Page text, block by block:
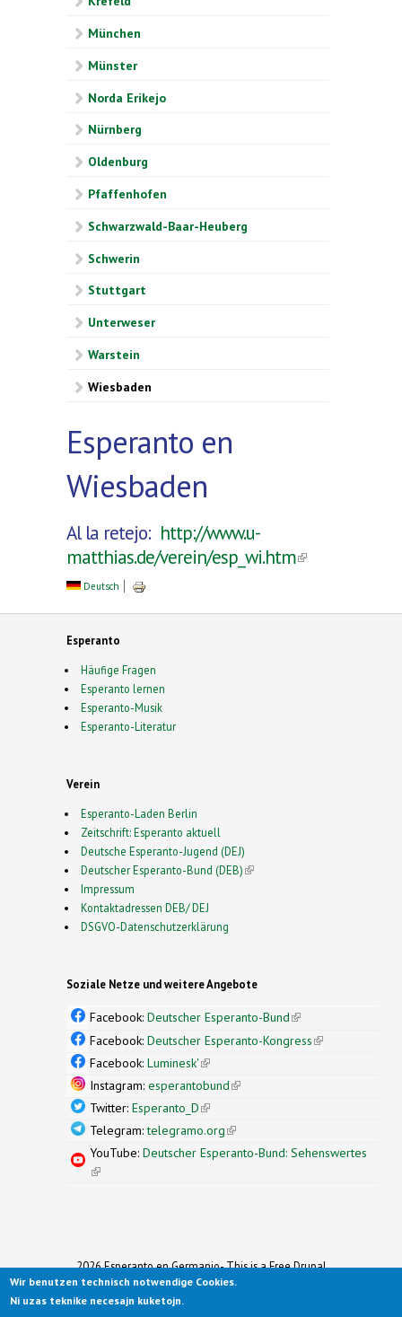
München
Münster
Norda Erikejo
Nürnberg
Oldenburg
Pfaffenhofen
Schwarzwald-Baar-Heuberg
Schwerin
Stuttgart
Unterweser
Warstein
Wiesbaden
Esperanto en
Wiesbaden
Al la retejo: http://www.u-
matthias.de/verein/esp_wi.htm(link is
Deutsch
Esperanto
Häufige Fragen
Esperanto lernen
Esperanto-Musik
Esperanto-Literatur
Verein
Esperanto-Laden Berlin
Zeitschrift: Esperanto aktuell
Deutsche Esperanto-Jugend (DEJ)
Deutscher Esperanto-Bund (DEB)(link is external)
Impressum
Kontaktadressen DEB/ DEJ
DSGVO-Datenschutzerklärung
Soziale Netze und weitere Angebote
Facebook: Deutscher Esperanto-Bund(link is
external)
Facebook: Deutscher Esperanto-Kongress(link is
Facebook: Luminesk'(link is external)
Instagram: esperantobund(link is external)
Twitter: Esperanto_D(link is external)
Telegram:telegramo.org(link is external)
YouTube: Deutscher Esperanto-Bund: Sehenswertes
(link is external)
2026 Esperanto en Germanio- This is a Free Drupal
Theme
Ported to Drupal for the Open Source Community by
Wir benutzen technisch notwendige Cookies.
Ni uzas teknike necesajn kuketojn.